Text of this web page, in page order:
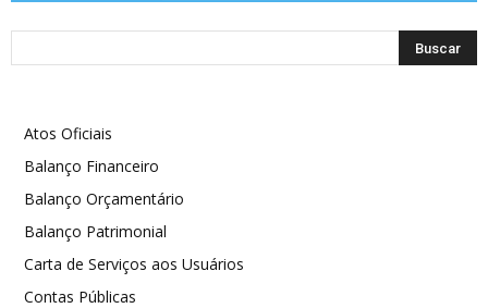
Atos Oficiais
Balanço Financeiro
Balanço Orçamentário
Balanço Patrimonial
Carta de Serviços aos Usuários
Contas Públicas